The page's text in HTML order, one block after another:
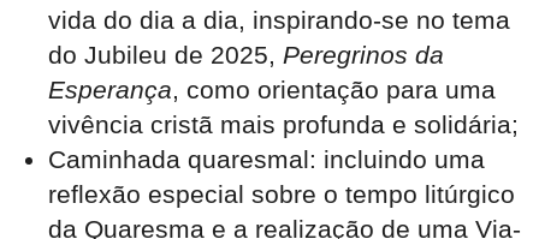
vida do dia a dia, inspirando-se no tema
do Jubileu de 2025, Peregrinos da
Esperança, como orientação para uma
vivência cristã mais profunda e solidária;
Caminhada quaresmal: incluindo uma
reflexão especial sobre o tempo litúrgico
da Quaresma e a realização de uma Via-